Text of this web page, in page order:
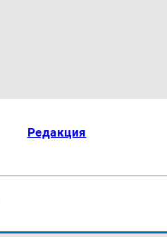
Редакция